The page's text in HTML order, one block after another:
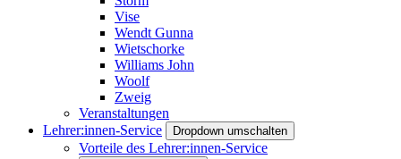
Vise
Wendt Gunna
Wietschorke
Williams John
Woolf
Zweig
Veranstaltungen
Lehrer:innen-Service
Dropdown umschalten
Vorteile des Lehrer:innen-Service